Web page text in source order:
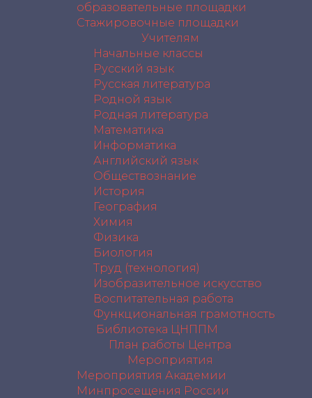
образовательные площадки
Стажировочные площадки
Учителям
Начальные классы
Русский язык
Русская литература
Родной язык
Родная литература
Математика
Информатика
Английский язык
Обществознание
История
География
Химия
Физика
Биология
Труд (технология)
Изобразительное искусство
Воспитательная работа
Функциональная грамотность
Библиотека ЦНППМ
План работы Центра
Мероприятия
Мероприятия Академии
Минпросещения России